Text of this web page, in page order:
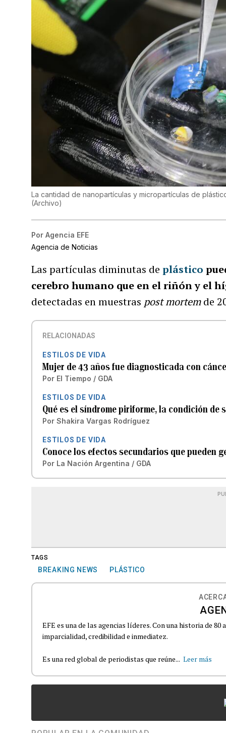
La cantidad de nanopartículas y micropartículas de
(Archivo)
Por Agencia EFE
Agencia de Noticias
Las partículas diminutas deplástico
cerebro humano que en el riñón y el
detectadas en muestras post mortemde
RELACIONADAS
ESTILOS DE VIDA
Mujer de 43 años fue diagnosticada con
Por El Tiempo / GDA
ESTILOS DE VIDA
Qué es el síndrome piriforme, la condición
Por Shakira Vargas Rodríguez
ESTILOS DE VIDA
Conoce los efectos secundarios que pueden
Por La Nación Argentina / GDA
TAGS
BREAKING NEWS PLÁSTICO
EFE es una de las agencias líderes. Con una historia de 80
imparcialidad, credibilidad e inmediatez.
Es una red global de periodistas que reúne... Leer más